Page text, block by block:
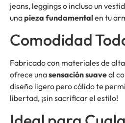
jeans, leggings o incluso un
unapieza fundamentalen tu
Comodidad
Fabricado con materiales de
ofrece unasensación suaveal
diseño ligero pero cálido te
libertad, ¡sin sacrificar el estilo!